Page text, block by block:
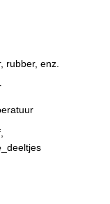
rubber, enz.